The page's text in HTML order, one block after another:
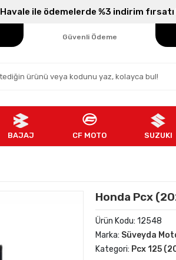
Havale ile ödemelerde %3 indirim fırsatı
Parçanızın Online Adresi
Güvenli Ödeme
BAJAJ CF MOTO SUZUKI
Honda Pcx
Ürün Kodu: 12548
Marka: Süveyda
Kategori: Pcx 125